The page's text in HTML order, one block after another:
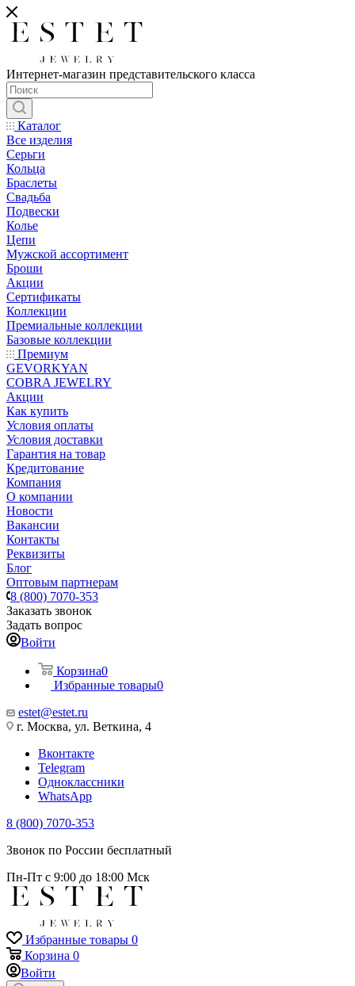
Интернет-магазин представительского класса
Каталог
Все изделия
Серьги
Кольца
Браслеты
Свадьба
Подвески
Колье
Цепи
Мужской ассортимент
Броши
Акции
Сертификаты
Коллекции
Премиальные коллекции
Базовые коллекции
Премиум
GEVORKYAN
COBRA JEWELRY
Акции
Как купить
Условия оплаты
Условия доставки
Гарантия на товар
Кредитование
Компания
О компании
Новости
Вакансии
Контакты
Реквизиты
Блог
Оптовым партнерам
8 (800) 7070-353
Заказать звонок
Задать вопрос
Войти
Корзина0
Избранные товары0
estet@estet.ru
г. Москва, ул. Веткина, 4
Вконтакте
Telegram
Одноклассники
WhatsApp
8 (800) 7070-353
Звонок по России бесплатный
Пн-Пт с 9:00 до 18:00 Мск
Избранные товары 0
Корзина 0
Войти